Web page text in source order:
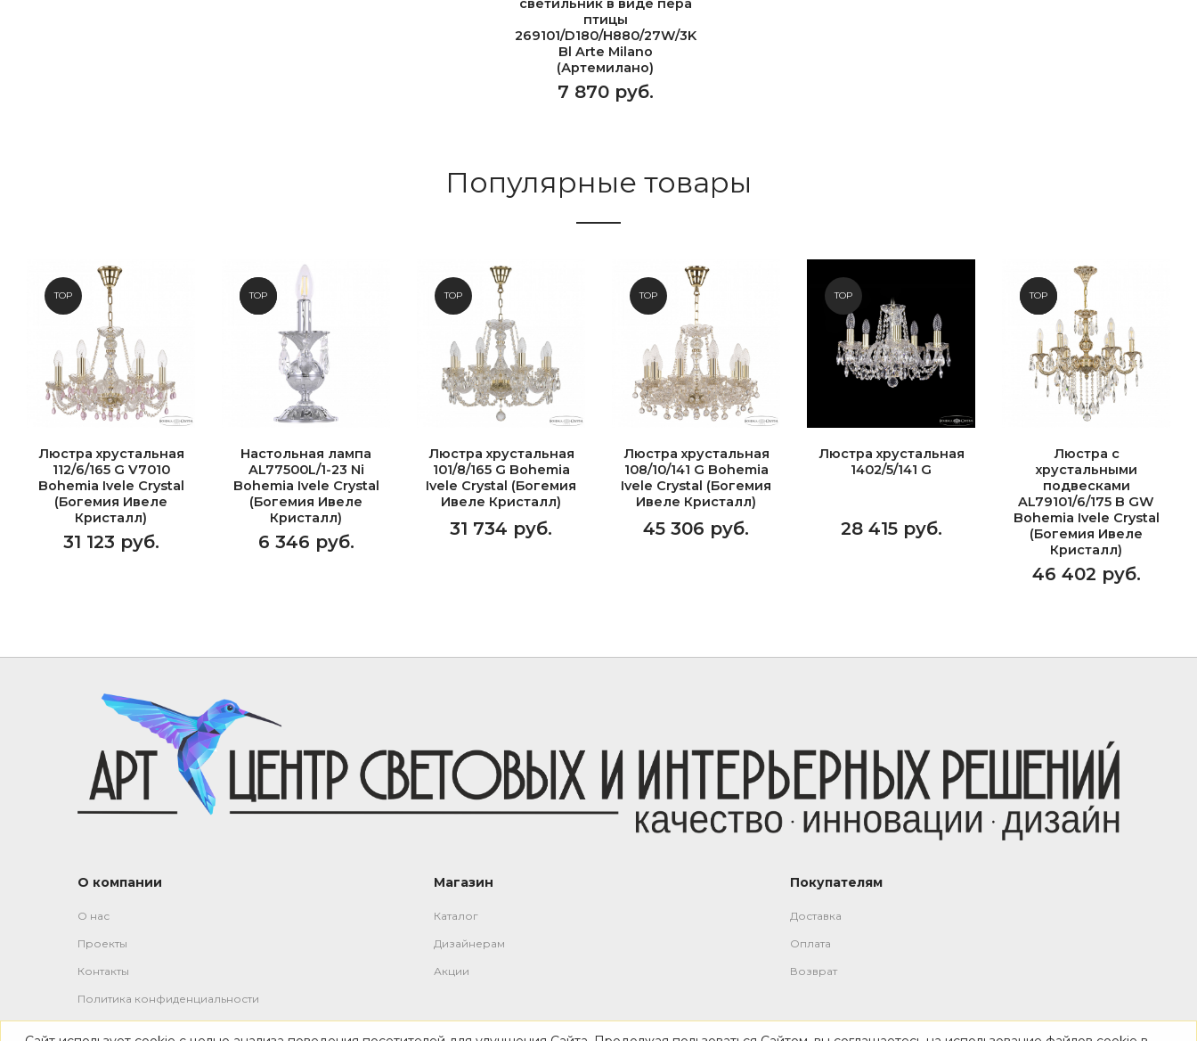
светильник в виде пера
птицы
269101/D180/H880/27W/3K
Bl Arte Milano
(Артемилано)
7 870 руб.
Популярные товары
TOP
Люстра хрустальная
112/6/165 G V7010
Bohemia Ivele Crystal
(Богемия Ивеле
Кристалл)
31 123 руб.
NEW
TOP
Настольная лампа
AL77500L/1-23 Ni
Bohemia Ivele Crystal
(Богемия Ивеле
Кристалл)
6 346 руб.
TOP
Люстра хрустальная
101/8/165 G Bohemia
Ivele Crystal (Богемия
Ивеле Кристалл)
31 734 руб.
TOP
Люстра хрустальная
108/10/141 G Bohemia
Ivele Crystal (Богемия
Ивеле Кристалл)
45 306 руб.
TOP
Люстра хрустальная
1402/5/141 G
28 415 руб.
NEW
TOP
Люстра с
хрустальными
подвесками
AL79101/6/175 B GW
Bohemia Ivele Crystal
(Богемия Ивеле
Кристалл)
46 402 руб.
О компании
О нас
Проекты
Контакты
Политика конфиденциальности
Магазин
Каталог
Дизайнерам
Акции
Покупателям
Доставка
Оплата
Возврат